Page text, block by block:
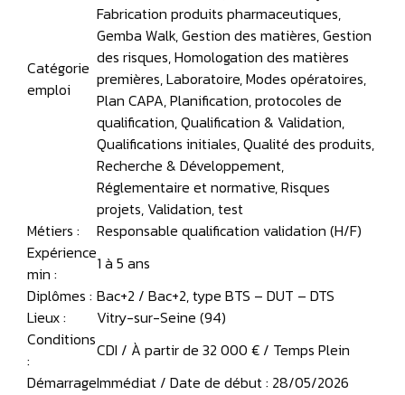
Catégorie
emploi
Fabrication produits pharmaceutiques,
Gemba Walk, Gestion des matières, Gestion
des risques, Homologation des matières
premières, Laboratoire, Modes opératoires,
Plan CAPA, Planification, protocoles de
qualification, Qualification & Validation,
Qualifications initiales, Qualité des produits,
Recherche & Développement,
Réglementaire et normative, Risques
projets, Validation, test
Métiers :
Responsable qualification validation (H/F)
Expérience
min :
1 à 5 ans
Diplômes : Bac+2 / Bac+2, type BTS – DUT – DTS
Lieux :
Vitry-sur-Seine (94)
Conditions
:
CDI / À partir de 32 000 € / Temps Plein
DémarrageImmédiat / Date de début : 28/05/2026